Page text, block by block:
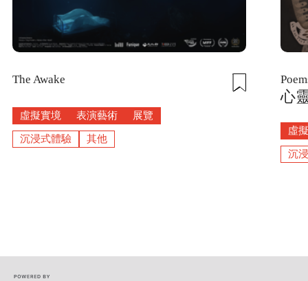
The Awake
虛擬實境 表演藝術 展覽
沉浸式體驗 其他
心
虛
沉